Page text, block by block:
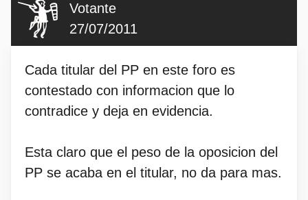
Votante
27/07/2011
Cada titular del PP en este foro es
contestado con informacion que lo
contradice y deja en evidencia.
Esta claro que el peso de la oposicion del
PP se acaba en el titular, no da para mas.